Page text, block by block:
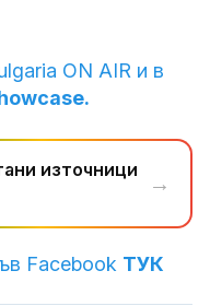
ON AIR и в
източници
→
Facebook ТУК